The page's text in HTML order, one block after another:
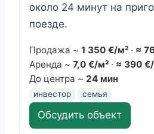
около 24 минут на
поезде.
Продажа ~ 1 350 €/м² · ≈
Аренда ~ 7,0 €/м² · ≈ 390
До центра ~ 24 мин
инвестор семья
Обсудить объект